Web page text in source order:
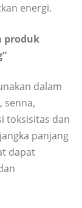
energi.
produk
dalam
senna,
toksisitas dan
panjang
dapat